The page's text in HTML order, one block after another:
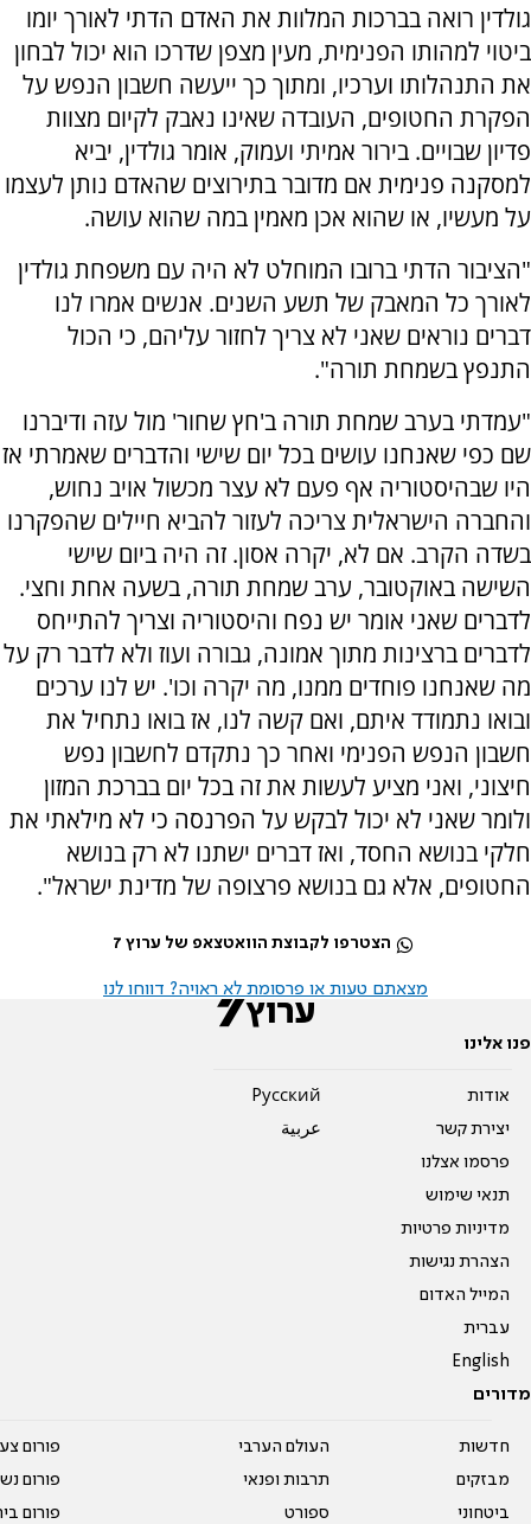
גולדין רואה בברכות המלוות את האדם הדתי לאורך יומו
ביטוי למהותו הפנימית, מעין מצפן שדרכו הוא יכול לבחון
את התנהלותו וערכיו, ומתוך כך ייעשה חשבון הנפש על
הפקרת החטופים, העובדה שאינו נאבק לקיום מצוות
פדיון שבויים. בירור אמיתי ועמוק, אומר גולדין, יביא
למסקנה פנימית אם מדובר בתירוצים שהאדם נותן לעצמו
על מעשיו, או שהוא אכן מאמין במה שהוא עושה.
"הציבור הדתי ברובו המוחלט לא היה עם משפחת גולדין
לאורך כל המאבק של תשע השנים. אנשים אמרו לנו
דברים נוראים שאני לא צריך לחזור עליהם, כי הכול
התנפץ בשמחת תורה".
"עמדתי בערב שמחת תורה ב'חץ שחור' מול עזה ודיברנו
שם כפי שאנחנו עושים בכל יום שישי והדברים שאמרתי אז
היו שבהיסטוריה אף פעם לא עצר מכשול אויב נחוש,
והחברה הישראלית צריכה לעזור להביא חיילים שהפקרנו
בשדה הקרב. אם לא, יקרה אסון. זה היה ביום שישי
השישה באוקטובר, ערב שמחת תורה, בשעה אחת וחצי.
לדברים שאני אומר יש נפח והיסטוריה וצריך להתייחס
לדברים ברצינות מתוך אמונה, גבורה ועוז ולא לדבר רק על
מה שאנחנו פוחדים ממנו, מה יקרה וכו'. יש לנו ערכים
ובואו נתמודד איתם, ואם קשה לנו, אז בואו נתחיל את
חשבון הנפש הפנימי ואחר כך נתקדם לחשבון נפש
חיצוני, ואני מציע לעשות את זה בכל יום בברכת המזון
ולומר שאני לא יכול לבקש על הפרנסה כי לא מילאתי את
חלקי בנושא החסד, ואז דברים ישתנו לא רק בנושא
החטופים, אלא גם בנושא פרצופה של מדינת ישראל".
הצטרפו לקבוצת הוואטצאפ של ערוץ 7
מצאתם טעות או פרסומת לא ראויה? דווחו לנו
פנו אלינו
אודות
יצירת קשר
פרסמו אצלנו
תנאי שימוש
מדיניות פרטיות
הצהרת נגישות
המייל האדום
עברית
English
Pусский
عربية
מדורים
חדשות
מבזקים
ביטחוני
העולם הערבי
תרבות ופנאי
ספורט
פורום
פורום
פורום